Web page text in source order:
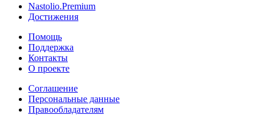
Nastolio.Premium
Достижения
Помощь
Поддержка
Контакты
О проекте
Соглашение
Персональные данные
Правообладателям